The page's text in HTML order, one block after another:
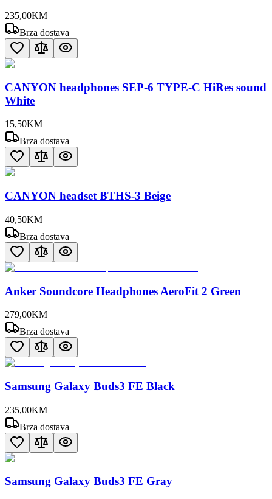
235,00KM
Brza dostava
CANYON headphones SEP-6 TYPE-C HiRes sound
White
15,50KM
Brza dostava
CANYON headset BTHS-3 Beige
40,50KM
Brza dostava
Anker Soundcore Headphones AeroFit 2 Green
279,00KM
Brza dostava
Samsung Galaxy Buds3 FE Black
235,00KM
Brza dostava
Samsung Galaxy Buds3 FE Gray